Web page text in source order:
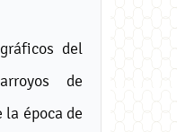
del
de
época de